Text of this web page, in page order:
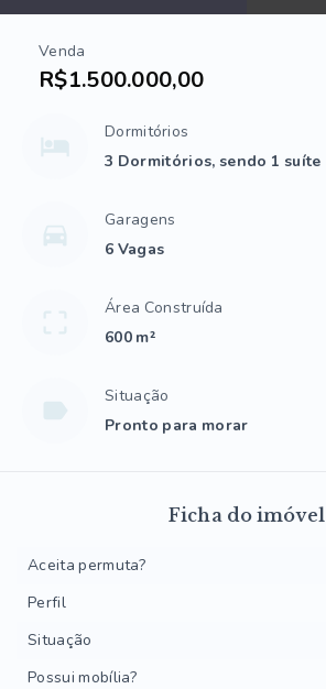
Venda
R$1.500.000,00
Dormitórios
3 Dormitórios, sendo 1 suíte
Garagens
6 Vagas
Área Construída
600 m²
Situação
Pronto para morar
Ficha do imóvel
Aceita permuta?
Perfil
Situação
Possui mobília?